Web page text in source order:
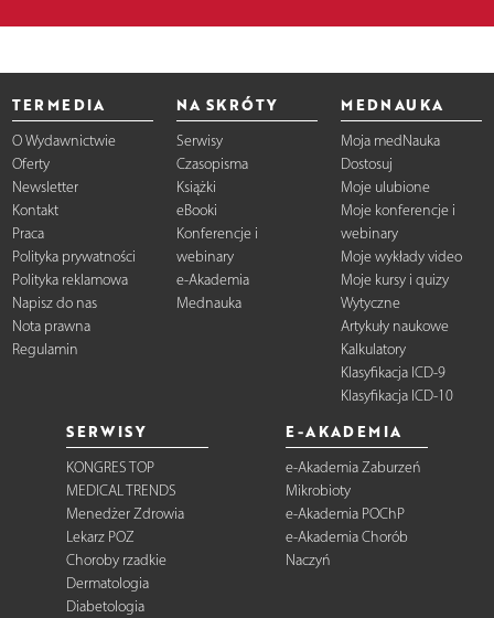
TERMEDIA
O Wydawnictwie
Oferty
Newsletter
Kontakt
Praca
Polityka prywatności
Polityka reklamowa
Napisz do nas
Nota prawna
Regulamin
NA SKRÓTY
Serwisy
Czasopisma
Książki
eBooki
Konferencje i
webinary
e-Akademia
Mednauka
MEDNAUKA
Moja medNauka
Dostosuj
Moje ulubione
Moje konferencje i
webinary
Moje wykłady video
Moje kursy i quizy
Wytyczne
Artykuły naukowe
Kalkulatory
Klasyfikacja ICD-9
Klasyfikacja ICD-10
SERWISY
KONGRES TOP
MEDICAL TRENDS
Menedżer Zdrowia
Lekarz POZ
Choroby rzadkie
Dermatologia
Diabetologia
E-AKADEMIA
e-Akademia Zaburzeń
Mikrobioty
e-Akademia POChP
e-Akademia Chorób
Naczyń